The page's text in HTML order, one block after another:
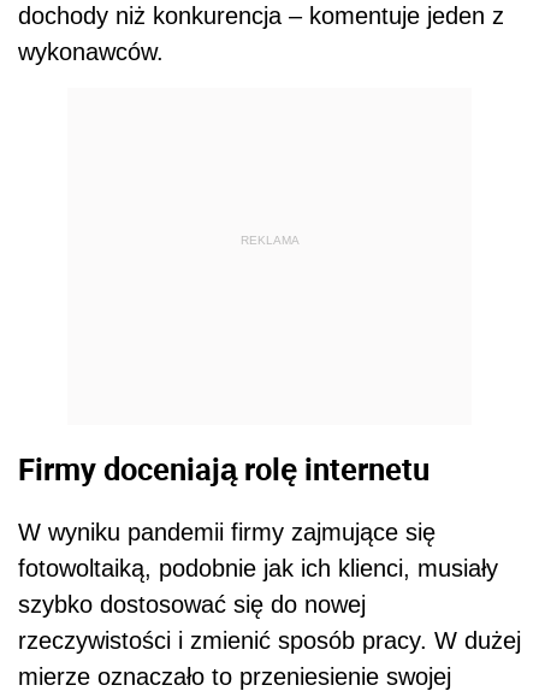
dochody niż konkurencja – komentuje jeden z
wykonawców.
REKLAMA
Firmy doceniają rolę internetu
W wyniku pandemii firmy zajmujące się
fotowoltaiką, podobnie jak ich klienci, musiały
szybko dostosować się do nowej
rzeczywistości i zmienić sposób pracy. W dużej
mierze oznaczało to przeniesienie swojej